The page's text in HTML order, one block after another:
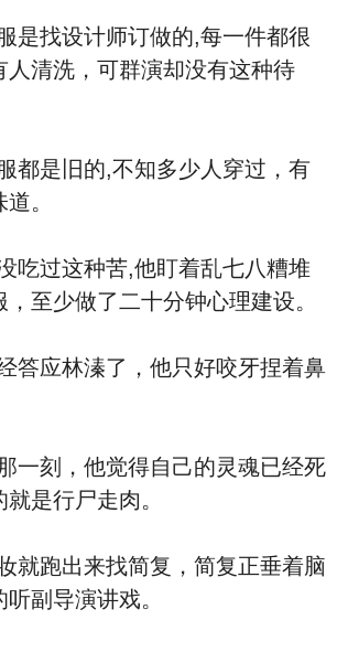
找设计师订做的,每一件都很
人清洗，可群演却没有这种待
是旧的,不知多少人穿过，有
。
过这种苦,他盯着乱七八糟堆
至少做了二十分钟心理建设。
应林溱了，他只好咬牙捏着鼻
刻，他觉得自己的灵魂已经死
是行尸走肉。
跑出来找简复，简复正垂着脑
副导演讲戏。